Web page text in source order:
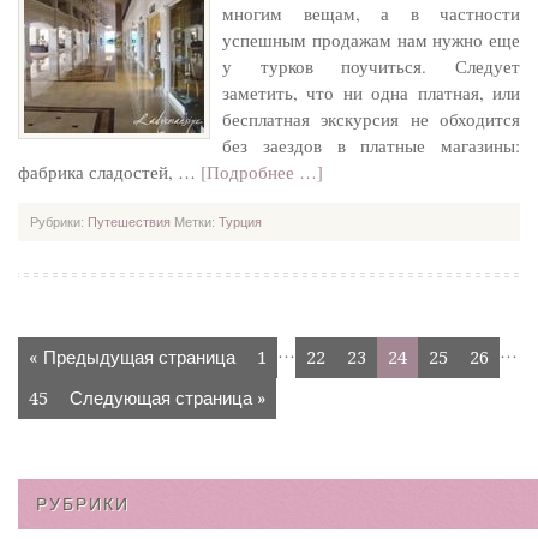
многим вещам, а в частности
успешным продажам нам нужно еще
у турков поучиться. Следует
заметить, что ни одна платная, или
бесплатная экскурсия не обходится
без заездов в платные магазины:
фабрика сладостей, … [Подробнее …]
Рубрики: Путешествия Метки: Турция
« Предыдущая страница 1 … 22 23 24 25 26 …
45 Следующая страница »
РУБРИКИ